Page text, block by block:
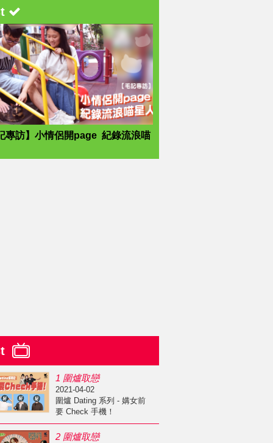
專訪】小情侶開page 紀錄流浪喵
1 圍爐取戀
2021-04-02
圍爐 Dating 系列 - 媾女前
要 Check 手機！
2 圍爐取戀